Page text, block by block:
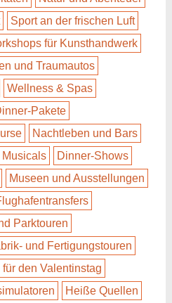
Sport an der frischen Luft
für Kunsthandwerk
und Traumautos
Wellness & Spas
Pakete
Nachtleben und Bars
Dinner-Shows
Museen und Ausstellungen
Parktouren
und Fertigungstouren
den Valentinstag
Heiße Quellen